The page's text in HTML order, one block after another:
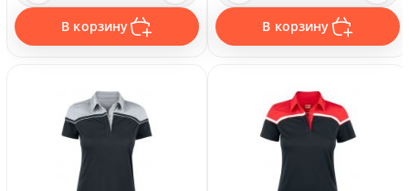
В корзину В корзину